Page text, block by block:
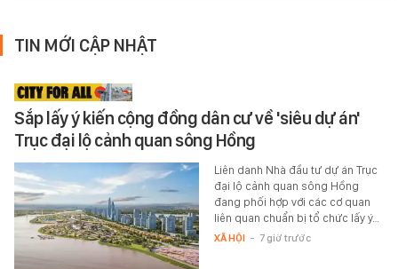
TIN MỚI CẬP NHẬT
Sắp lấy ý kiến cộng đồng dân cư về 'siêu dự án'
Trục đại lộ cảnh quan sông Hồng
Liên danh Nhà đầu tư dự án Trục
đại lộ cảnh quan sông Hồng
đang phối hợp với các cơ quan
liên quan chuẩn bị tổ chức lấy ý…
XÃ HỘI - 7 giờ trước